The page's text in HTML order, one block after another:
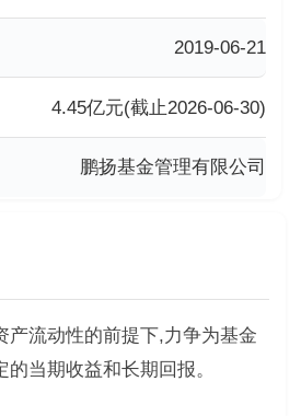
2019-06-21
4.45亿元(截止2026-06-30)
鹏扬基金管理有限公司
产流动性的前提下,力争为基金
当期收益和长期回报。